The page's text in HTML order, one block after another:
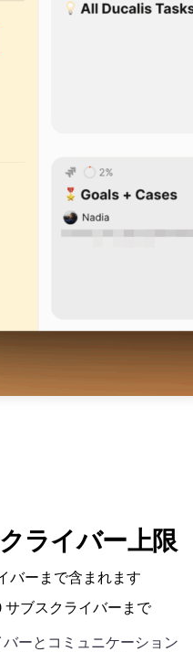
ライバー上限
バーまで含まれます
サブスクライバーまで
ーとコミュニケーション